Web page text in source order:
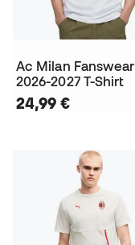
Ac Milan Fanswear
2026-2027 T-Shirt
24,99 €